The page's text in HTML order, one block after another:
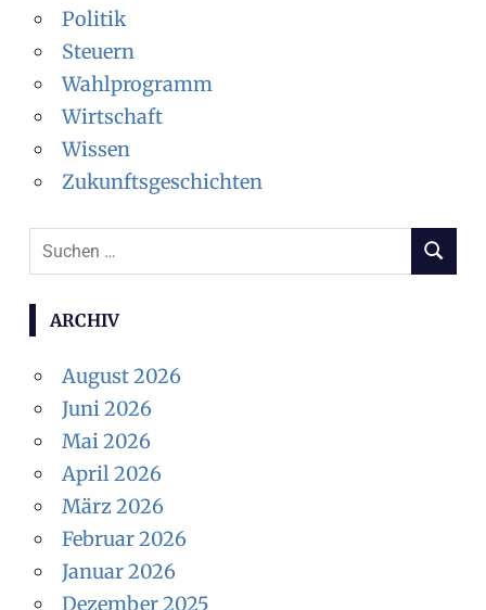
Politik
Steuern
Wahlprogramm
Wirtschaft
Wissen
Zukunftsgeschichten
Suchen
nach:
SUCHEN
ARCHIV
August 2026
Juni 2026
Mai 2026
April 2026
März 2026
Februar 2026
Januar 2026
Dezember 2025